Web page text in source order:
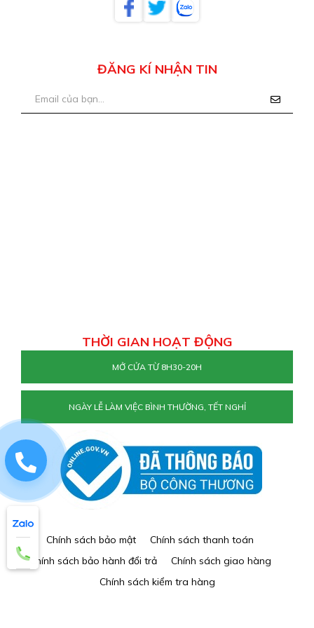
ĐĂNG KÍ NHẬN TIN
THỜI GIAN HOẠT ĐỘNG
MỞ CỬA TỪ 8H30-20H
NGÀY LỄ LÀM VIỆC BÌNH THƯỜNG, TẾT NGHỈ
Chính sách bảo mật
Chính sách thanh toán
Chính sách bảo hành đổi trả
Chính sách giao hàng
Chính sách kiểm tra hàng
0829884477